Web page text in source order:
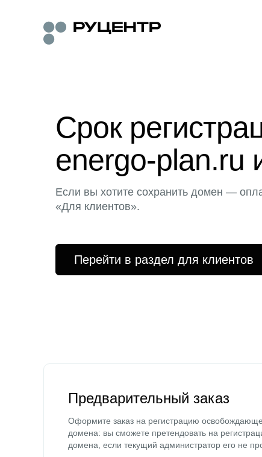
Срок
energo-plan.ru
Если вы хотите сохранить домен —
«Для клиентов».
Перейти в раздел для клиентов
Предварительный заказ
Оформите заказ на регистрацию
домена: вы сможете претендовать на
домена, если текущий администратор его не